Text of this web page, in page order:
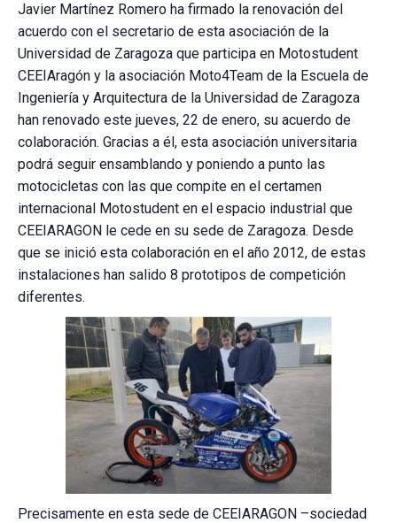
Javier Martínez Romero ha firmado la renovación del
acuerdo con el secretario de esta asociación de la
Universidad de Zaragoza que participa en Motostudent
CEEIAragón y la asociación Moto4Team de la Escuela de
Ingeniería y Arquitectura de la Universidad de Zaragoza
han renovado este jueves, 22 de enero, su acuerdo de
colaboración. Gracias a él, esta asociación universitaria
podrá seguir ensamblando y poniendo a punto las
motocicletas con las que compite en el certamen
internacional Motostudent en el espacio industrial que
CEEIARAGON le cede en su sede de Zaragoza. Desde
que se inició esta colaboración en el año 2012, de estas
instalaciones han salido 8 prototipos de competición
diferentes.
Precisamente en esta sede de CEEIARAGON –sociedad